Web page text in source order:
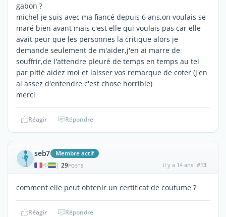
gabon ?
michel je suis avec ma fiancé depuis 6 ans,on voulais se
maré bien avant mais c'est elle qui voulais pas car elle
avait peur que les personnes la critique alors je
demande seulement de m'aider,j'en ai marre de
souffrir,de l'attendre pleuré de temps en temps au tel
par pitié aidez moi et laisser vos remarque de coter (j'en
ai assez d'entendre c'est chose horrible)
merci
Réagir Répondre
seb7 Membre actif
| 29POSTS il y a 14 ans #13
comment elle peut obtenir un certificat de coutume ?
Réagir Répondre